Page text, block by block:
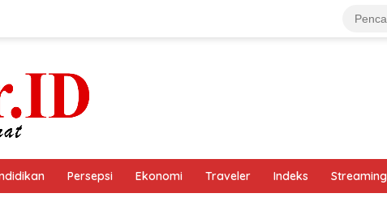
Persepsi Ekonomi Traveler Indeks Streaming